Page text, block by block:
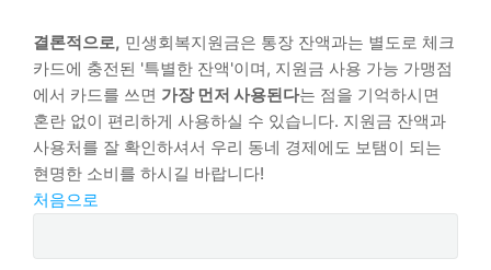
결론적으로, 민생회복지원금은 통장 잔액과는 별도로 체크
카드에 충전된 '특별한 잔액'이며, 지원금 사용 가능 가맹점
에서 카드를 쓰면 가장 먼저 사용된다는 점을 기억하시면
혼란 없이 편리하게 사용하실 수 있습니다. 지원금 잔액과
사용처를 잘 확인하셔서 우리 동네 경제에도 보탬이 되는
현명한 소비를 하시길 바랍니다!
처음으로